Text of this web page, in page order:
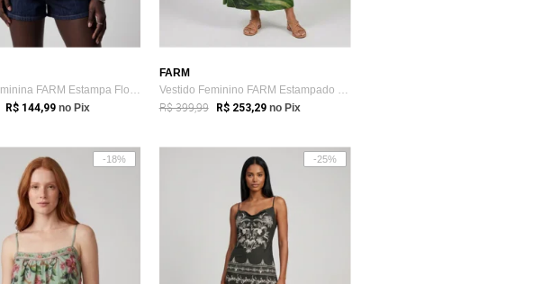
Regata Feminina FARM Estampa Floral Verde
R$ 144,99 no Pix
FARM
Vestido Feminino FARM Estampado Midi Verde
R$ 399,99 R$ 253,29 no Pix
-18% -25%